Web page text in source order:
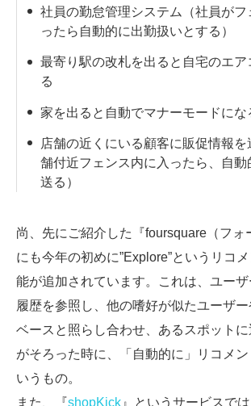
社員の勤怠管理システム（社員がフ
ったら自動的に出勤扱いとする）
最寄り駅の改札を出ると自宅のエア
る
家を出ると自動でマナーモードにな
店舗の近くにいる顧客に販促情報
舗付近フェンス内に入ったら、自動
送る）
尚、先にご紹介した『foursquare（フォ
にも今年の初めに”Explore”というリコ
能が追加されています。これは、ユー
履歴を参照し、他の嗜好が似たユーザ
ベースと照らし合わせ、あるスポット
がそろった時に、「自動的に」リコメ
いうもの。
また、『shopKick 』というサービスで